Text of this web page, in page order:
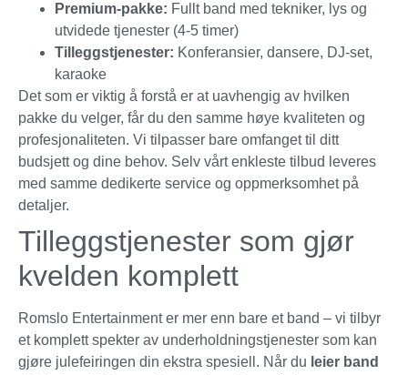
Premium-pakke: Fullt band med tekniker, lys og
utvidede tjenester (4-5 timer)
Tilleggstjenester: Konferansier, dansere, DJ-set,
karaoke
Det som er viktig å forstå er at uavhengig av hvilken
pakke du velger, får du den samme høye kvaliteten og
profesjonaliteten. Vi tilpasser bare omfanget til ditt
budsjett og dine behov. Selv vårt enkleste tilbud leveres
med samme dedikerte service og oppmerksomhet på
detaljer.
Tilleggstjenester som gjør
kvelden komplett
Romslo Entertainment er mer enn bare et band – vi tilbyr
et komplett spekter av underholdningstjenester som kan
gjøre julefeiringen din ekstra spesiell. Når du leier band